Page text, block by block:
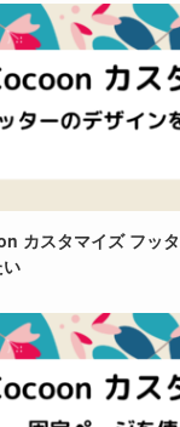
カスタマイズ フッ